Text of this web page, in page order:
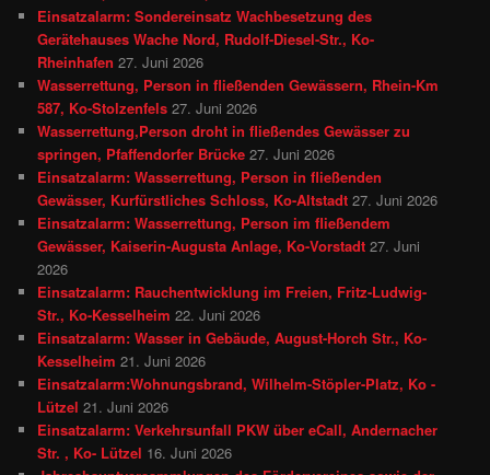
Einsatzalarm: Sondereinsatz Wachbesetzung des
Gerätehauses Wache Nord, Rudolf-Diesel-Str., Ko-
Rheinhafen 27. Juni 2026
Wasserrettung, Person in fließenden Gewässern, Rhein-Km
587, Ko-Stolzenfels 27. Juni 2026
Wasserrettung,Person droht in fließendes Gewässer zu
springen, Pfaffendorfer Brücke 27. Juni 2026
Einsatzalarm: Wasserrettung, Person in fließenden
Gewässer, Kurfürstliches Schloss, Ko-Altstadt 27. Juni 2026
Einsatzalarm: Wasserrettung, Person im fließendem
Gewässer, Kaiserin-Augusta Anlage, Ko-Vorstadt 27. Juni
2026
Einsatzalarm: Rauchentwicklung im Freien, Fritz-Ludwig-
Str., Ko-Kesselheim 22. Juni 2026
Einsatzalarm: Wasser in Gebäude, August-Horch Str., Ko-
Kesselheim 21. Juni 2026
Einsatzalarm:Wohnungsbrand, Wilhelm-Stöpler-Platz, Ko -
Lützel 21. Juni 2026
Einsatzalarm: Verkehrsunfall PKW über eCall, Andernacher
Str. , Ko- Lützel 16. Juni 2026